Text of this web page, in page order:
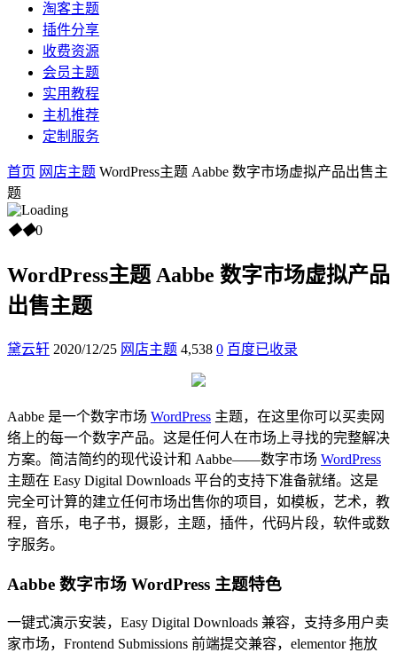
淘客主题
插件分享
收费资源
会员主题
实用教程
主机推荐
定制服务
首页 网店主题 WordPress主题 Aabbe 数字市场虚拟产品出售主
题
◆◆0
WordPress主题 Aabbe 数字市场虚拟产品
出售主题
黛云轩 2020/12/25 网店主题 4,538 0 百度已收录
Aabbe 是一个数字市场 WordPress 主题，在这里你可以买卖网
络上的每一个数字产品。这是任何人在市场上寻找的完整解决
方案。简洁简约的现代设计和 Aabbe——数字市场 WordPress
主题在 Easy Digital Downloads 平台的支持下准备就绪。这是
完全可计算的建立任何市场出售你的项目，如模板，艺术，教
程，音乐，电子书，摄影，主题，插件，代码片段，软件或数
字服务。
Aabbe 数字市场 WordPress 主题特色
一键式演示安装，Easy Digital Downloads 兼容，支持多用户卖
家市场，Frontend Submissions 前端提交兼容，elementor 拖放